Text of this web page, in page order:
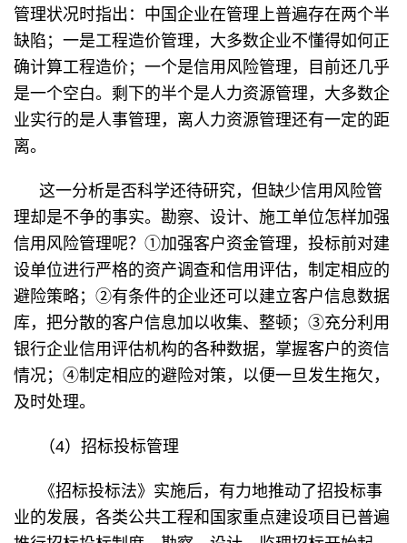
管理状况时指出：中国企业在管理上普遍存在两个半
缺陷；一是工程造价管理，大多数企业不懂得如何正
确计算工程造价；一个是信用风险管理，目前还几乎
是一个空白。剩下的半个是人力资源管理，大多数企
业实行的是人事管理，离人力资源管理还有一定的距
离。
这一分析是否科学还待研究，但缺少信用风险管
理却是不争的事实。勘察、设计、施工单位怎样加强
信用风险管理呢？①加强客户资金管理，投标前对建
设单位进行严格的资产调查和信用评估，制定相应的
避险策略；②有条件的企业还可以建立客户信息数据
库，把分散的客户信息加以收集、整顿；③充分利用
银行企业信用评估机构的各种数据，掌握客户的资信
情况；④制定相应的避险对策，以便一旦发生拖欠，
及时处理。
（4）招标投标管理
《招标投标法》实施后，有力地推动了招投标事
业的发展，各类公共工程和国家重点建设项目已普遍